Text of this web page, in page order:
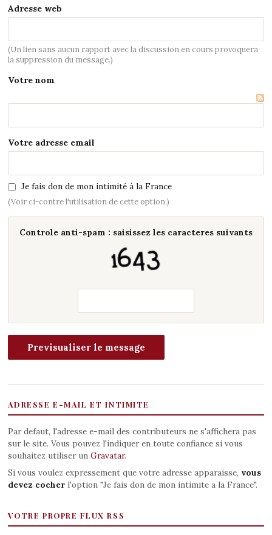
Adresse web
(Un lien sans aucun rapport avec la discussion en cours provoquera
la suppression du message.)
Votre nom
Votre adresse email
Je fais don de mon intimité à la France
(Voir ci-contre l'utilisation de cette option.)
Controle anti-spam : saisissez les caracteres suivants
ADRESSE E-MAIL ET INTIMITE
Par defaut, l'adresse e-mail des contributeurs ne s'affichera pas
sur le site. Vous pouvez l'indiquer en toute confiance si vous
souhaitez utiliser un Gravatar.
Si vous voulez expressement que votre adresse apparaisse, vous
devez cocherl'option "Je fais don de mon intimite a la France".
VOTRE PROPRE FLUX RSS